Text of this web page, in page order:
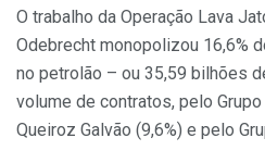
O trabalho da Operação Lava
Odebrecht monopolizou 16,6%
no petrolão – ou 35,59 bilhões
volume de contratos, pelo
Queiroz Galvão (9,6%) e pelo